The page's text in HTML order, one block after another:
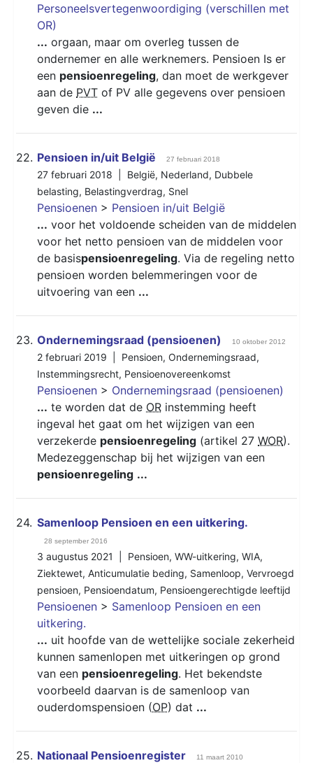
Personeelsvertegenwoordiging (verschillen met
OR)
... orgaan, maar om overleg tussen de
ondernemer en alle werknemers. Pensioen Is er
een pensioenregeling, dan moet de werkgever
aan de PVT of PV alle gegevens over pensioen
geven die ...
22. Pensioen in/uit België 27 februari 2018
27 februari 2018 | België, Nederland, Dubbele
belasting, Belastingverdrag, Snel
Pensioenen > Pensioen in/uit België
... voor het voldoende scheiden van de middelen
voor het netto pensioen van de middelen voor
de basispensioenregeling. Via de regeling netto
pensioen worden belemmeringen voor de
uitvoering van een ...
23. Ondernemingsraad (pensioenen) 10 oktober 2012
2 februari 2019 | Pensioen, Ondernemingsraad,
Instemmingsrecht, Pensioenovereenkomst
Pensioenen > Ondernemingsraad (pensioenen)
... te worden dat de OR instemming heeft
ingeval het gaat om het wijzigen van een
verzekerde pensioenregeling (artikel 27 WOR).
Medezeggenschap bij het wijzigen van een
pensioenregeling ...
24. Samenloop Pensioen en een uitkering.
28 september 2016
3 augustus 2021 | Pensioen, WW-uitkering, WIA,
Ziektewet, Anticumulatie beding, Samenloop, Vervroegd
pensioen, Pensioendatum, Pensioengerechtigde leeftijd
Pensioenen > Samenloop Pensioen en een
uitkering.
... uit hoofde van de wettelijke sociale zekerheid
kunnen samenlopen met uitkeringen op grond
van een pensioenregeling. Het bekendste
voorbeeld daarvan is de samenloop van
ouderdomspensioen (OP) dat ...
25. Nationaal Pensioenregister 11 maart 2010